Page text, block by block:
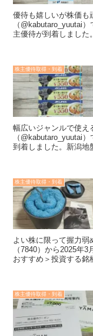
優待も嬉しいが株価も
（@kabutaro_yuutai
主優待が到着しました
株主優待取得・到着
幅広いジャンルで使え
（@kabutaro_yuutai
到着しました。新潟地
株主優待取得・到着
よい株に限って握力
（7840）から2025年
おすすめ＞投資する銘
株主優待取得・到着